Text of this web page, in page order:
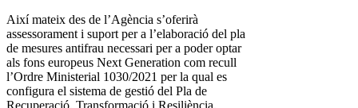
Així mateix des de l’Agència s’oferirà
assessorament i suport per a l’elaboració del pla
de mesures antifrau necessari per a poder optar
als fons europeus Next Generation com recull
l’Ordre Ministerial 1030/2021 per la qual es
configura el sistema de gestió del Pla de
Recuperació, Transformació i Resiliència.